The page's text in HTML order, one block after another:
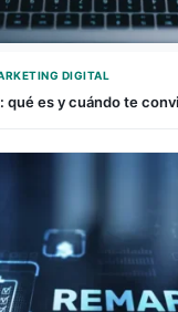
DIGITAL
qué es y cuándo te